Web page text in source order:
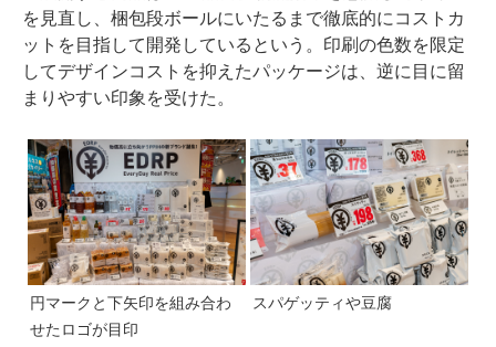
を見直し、梱包段ボールにいたるまで徹底的にコストカ
ットを目指して開発しているという。印刷の色数を限定
してデザインコストを抑えたパッケージは、逆に目に留
まりやすい印象を受けた。
円マークと下矢印を組み合わ
せたロゴが目印
スパゲッティや豆腐